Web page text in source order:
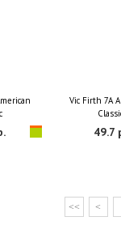
Vic Firth 7A
49.7
<< <